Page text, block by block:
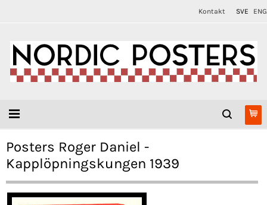
Kontakt SVE ENG
Posters Roger Daniel -
Kapplöpningskungen 1939